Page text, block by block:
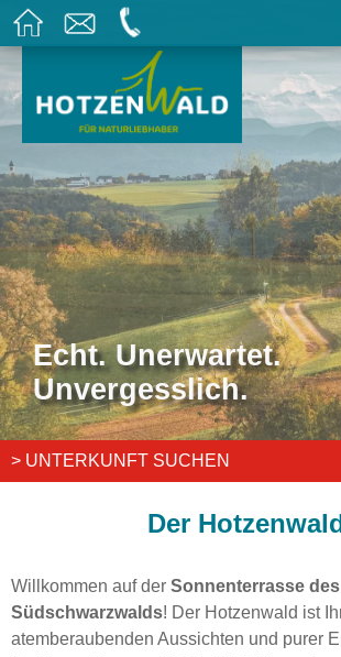
Echt. Unerwartet.
Unvergesslich.
> UNTERKUNFT SUCHEN
Der
Willkommen auf der Sonnenterrasse des
Südschwarzwalds! Der Hotzenwald ist
atemberaubenden Aussichten und purer